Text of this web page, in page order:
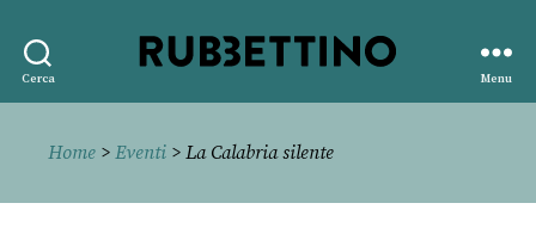
Cerca
editore
Menu
Home > Eventi > La Calabria silente